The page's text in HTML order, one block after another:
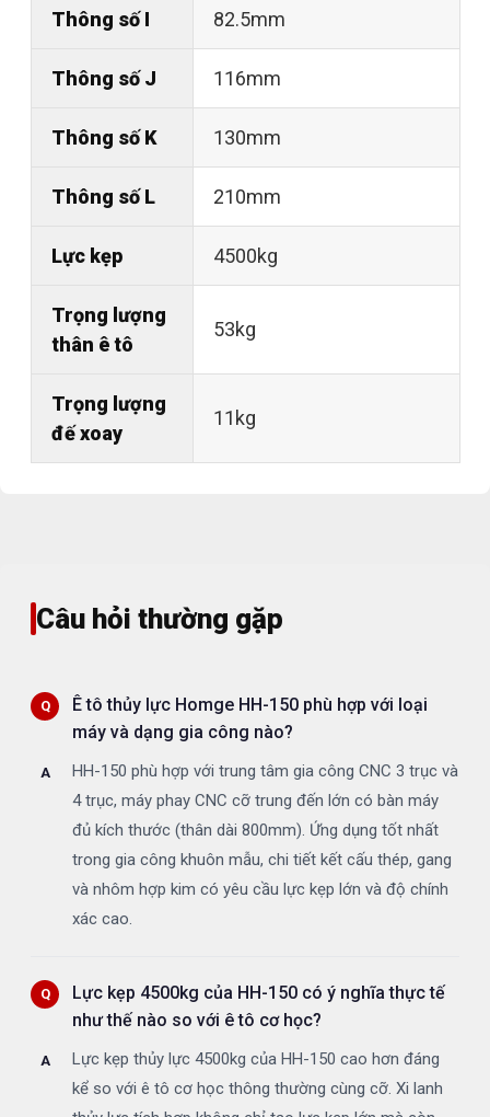
Thông số I 82.5mm
Thông số J 116mm
Thông số K 130mm
Thông số L 210mm
Lực kẹp 4500kg
Trọng lượng
thân ê tô
53kg
Trọng lượng
đế xoay
11kg
Câu hỏi thường gặp
Ê tô thủy lực Homge HH-150 phù hợp với loại
máy và dạng gia công nào?
HH-150 phù hợp với trung tâm gia công CNC 3 trục và
4 trục, máy phay CNC cỡ trung đến lớn có bàn máy
đủ kích thước (thân dài 800mm). Ứng dụng tốt nhất
trong gia công khuôn mẫu, chi tiết kết cấu thép, gang
và nhôm hợp kim có yêu cầu lực kẹp lớn và độ chính
xác cao.
Lực kẹp 4500kg của HH-150 có ý nghĩa thực tế
như thế nào so với ê tô cơ học?
Lực kẹp thủy lực 4500kg của HH-150 cao hơn đáng
kể so với ê tô cơ học thông thường cùng cỡ. Xi lanh